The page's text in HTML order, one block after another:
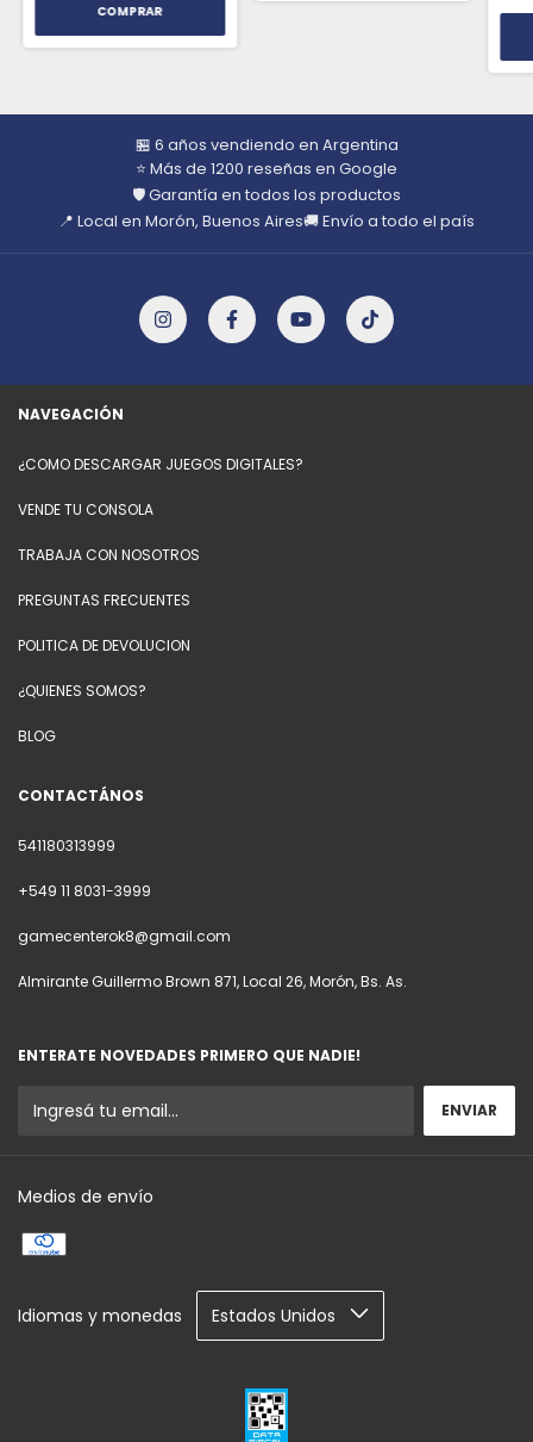
🏪 6 años vendiendo en Argentina
⭐ Más de 1200 reseñas en Google
🛡️ Garantía en todos los productos
📍 Local en Morón, Buenos Aires🚚 Envío a todo el país
NAVEGACIÓN
¿COMO DESCARGAR JUEGOS DIGITALES?
VENDE TU CONSOLA
TRABAJA CON NOSOTROS
PREGUNTAS FRECUENTES
POLITICA DE DEVOLUCION
¿QUIENES SOMOS?
BLOG
CONTACTÁNOS
541180313999
+549 11 8031-3999
gamecenterok8@gmail.com
Almirante Guillermo Brown 871, Local 26, Morón, Bs. As.
ENTERATE NOVEDADES PRIMERO QUE NADIE!
Medios de envío
Idiomas y monedas